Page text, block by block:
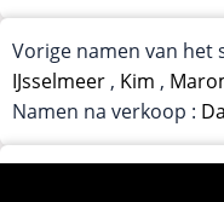
Vorige namen van het
IJsselmeer , Kim ,
Namen na verkoop :